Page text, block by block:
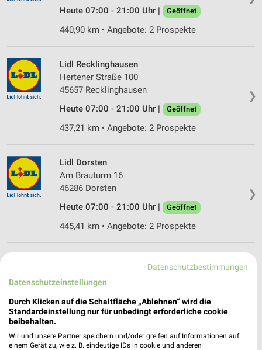
Heute 07:00 - 21:00 Uhr |
Geöffnet
440,90 km • Angebote: 2 Prospekte
❯
Lidl Recklinghausen
Hertener Straße 100
45657 Recklinghausen
Heute 07:00 - 21:00 Uhr |
Geöffnet
437,21 km • Angebote: 2 Prospekte
❯
Lidl Dorsten
Am Brauturm 16
46286 Dorsten
Heute 07:00 - 21:00 Uhr |
Geöffnet
445,41 km • Angebote: 2 Prospekte
45894 Gelsenkirchen
Heute 07:00 - 21:00 Uhr | Geöffnet
Datenschutzbestimmungen
Datenschutzeinstellungen
Durch Klicken auf die Schaltfläche „Ablehnen“ wird die
Standardeinstellung nur für unbedingt erforderliche cookie
beibehalten.
Wir und unsere Partner speichern und/oder greifen auf Informationen auf
einem Gerät zu, wie z. B. eindeutige IDs in cookie und anderen